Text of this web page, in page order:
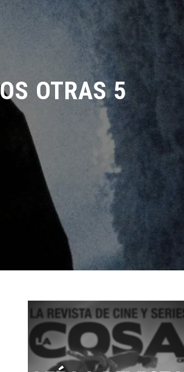
OTRAS 5